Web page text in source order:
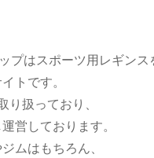
プはスポーツ用レギンス
トです。
扱っており、
営しております。
ムはもちろん、